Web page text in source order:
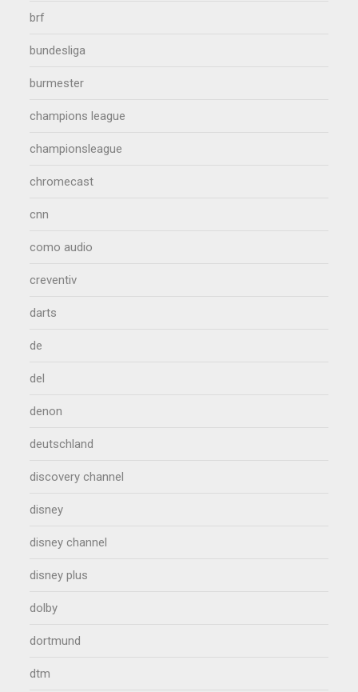
brf
bundesliga
burmester
champions league
championsleague
chromecast
cnn
como audio
creventiv
darts
de
del
denon
deutschland
discovery channel
disney
disney channel
disney plus
dolby
dortmund
dtm